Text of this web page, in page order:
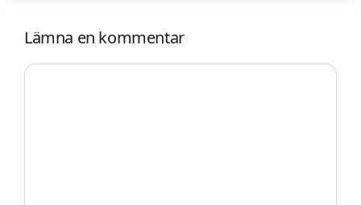
Lämna en kommentar
Kommentar